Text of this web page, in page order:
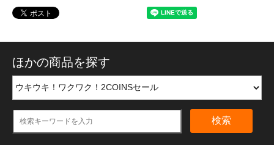
ほかの商品を探す
検索